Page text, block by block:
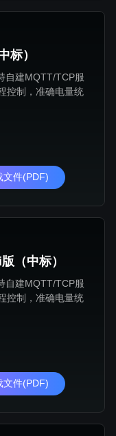
标）
自建MQTT/TCP服
控制，准确电量统
文件(PDF)
（中标）
自建MQTT/TCP服
控制，准确电量统
文件(PDF)